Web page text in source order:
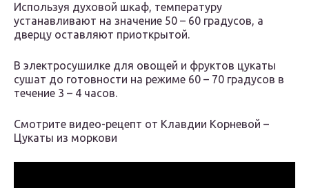
Используя духовой шкаф, температуру
устанавливают на значение 50 – 60 градусов, а
дверцу оставляют приоткрытой.
В электросушилке для овощей и фруктов цукаты
сушат до готовности на режиме 60 – 70 градусов в
течение 3 – 4 часов.
Смотрите видео-рецепт от Клавдии Корневой –
Цукаты из моркови